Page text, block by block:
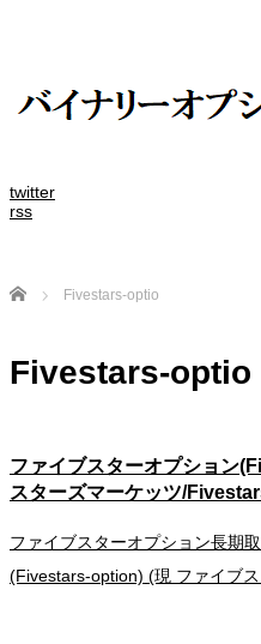
twitter
rss
Home Fivestars-optio
Fivestars-optio
ファイブスターオプション
スターズマーケッツ/
ファイブスターオプション長期
(Fivestars-option) (現 ファイブ